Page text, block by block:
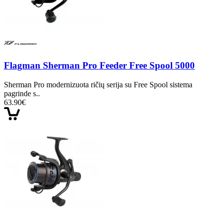
Flagman Sherman Pro Feeder Free Spool 5000
Sherman Pro modernizuota ričių serija su Free Spool sistema
pagrinde s..
63.90€